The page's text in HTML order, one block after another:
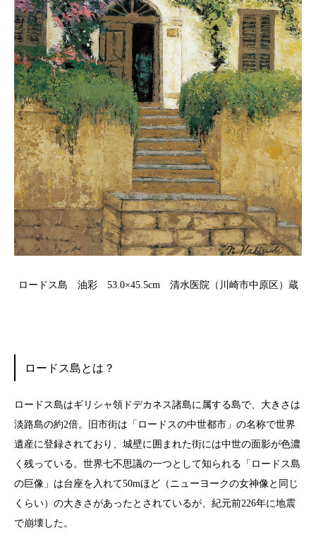
ロードス島 油彩 53.0×45.5cm 清水医院（川崎市中原区）蔵
ロードス島とは？
ロードス島はギリシャ領ドデカネス諸島に属する島で、大きさは
淡路島の約2倍。旧市街は「ロードスの中世都市」の名称で世界
遺産に登録されており、城壁に囲まれた街には中世の面影が色濃
く残っている。世界七不思議の一つとして知られる「ロードス島
の巨像」は台座を入れて50mほど（ニューヨークの女神像と同じ
くらい）の大きさがあったとされているが、紀元前226年に地震
で崩壊した。